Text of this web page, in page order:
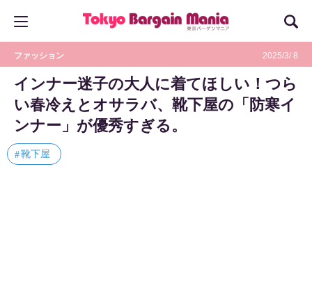
ファッション 2025/3/ 8
インナー迷子の大人に着てほしい！つら
い春冷えとオサラバ、靴下屋の「防寒イ
ンナー」が優秀すぎる。
靴下屋